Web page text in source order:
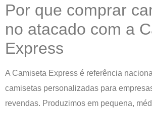
Por que comprar
no atacado com a
Express
A Camiseta Express é referência
camisetas personalizadas para
revendas. Produzimos em pequena,